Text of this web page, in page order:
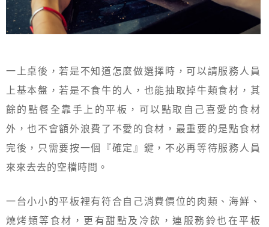
一上桌後，若是不知道怎麼做選擇時，可以請服務人員
上基本盤，若是不食牛的人，也能抽取掉牛類食材，其
餘的點餐全靠手上的平板，可以點取自己喜愛的食材
外，也不會額外浪費了不愛的食材，最重要的是點食材
完後，只需要按一個『確定』鍵，不必再等待服務人員
來來去去的空檔時間。
一台小小的平板裡有符合自己消費價位的肉類、海鮮、
燒烤類等食材，更有甜點及冷飲，連服務鈴也在平板